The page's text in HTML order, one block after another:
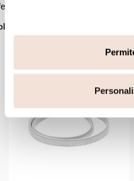
Speciale
Accesorii din